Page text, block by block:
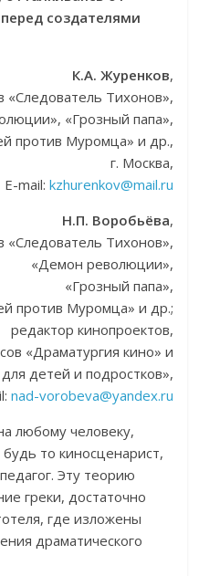
создателями
К.А. Журенков,
«Следователь Тихонов»,
«Грозный папа»,
против Муромца» и др.,
г. Москва,
E-mail: kzhurenkov@mail.ru
Н.П. Воробьёва,
«Следователь Тихонов»,
«Демон революции»,
«Грозный папа»,
против Муромца» и др.;
редактор кинопроектов,
«Драматургия кино» и
детей и подростков»,
nad-vorobeva@yandex.ru
любому человеку,
то киносценарист,
Эту теорию
греки, достаточно
где изложены
драматического